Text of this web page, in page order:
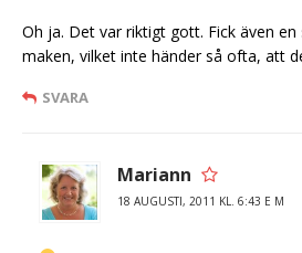
Oh ja. Det var riktigt gott. Fick även
maken, vilket inte händer så ofta, att
SVARA
Mariann
18 AUGUSTI, 2011 KL. 6:43 E M